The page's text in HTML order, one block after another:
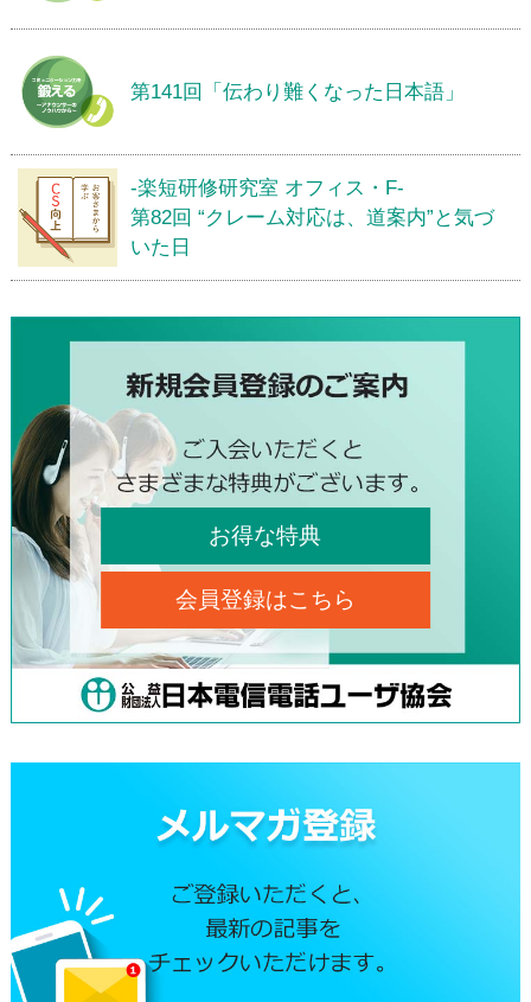
第141回「伝わり難くなった日本語」
-楽短研修研究室 オフィス・F-
第82回 “クレーム対応は、道案内”と気づ
いた日
お得な特典
会員登録はこちら